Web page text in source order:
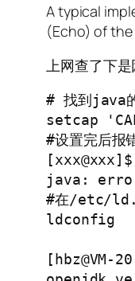
A typical
(Echo) of
上网查了下
# 找到java
setcap
#设置完后报
java:
#在/etc/
ldconfig